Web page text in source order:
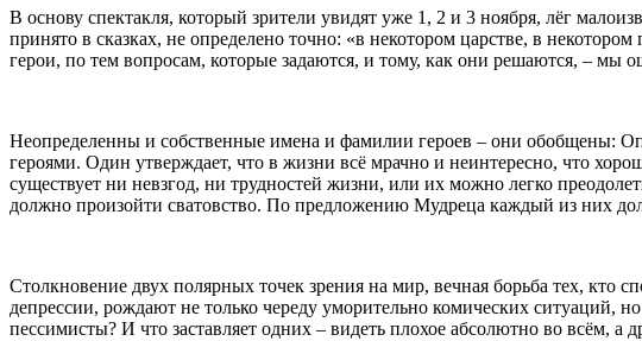
В основу спектакля, который зрители увидят уже 1, 2 и 3 ноября, лёг
принято в сказках, не определено точно: «в некотором царстве, в
герои, по тем вопросам, которые задаются, и тому, как они решаются, – мы
Неопределенны и собственные имена и фамилии героев – они обобщены:
героями. Один утверждает, что в жизни всё мрачно и неинтересно, что
существует ни невзгод, ни трудностей жизни, или их можно легко
должно произойти сватовство. По предложению Мудреца каждый из них
Столкновение двух полярных точек зрения на мир, вечная борьба тех, кто
депрессии, рождают не только череду уморительно комических
пессимисты? И что заставляет одних – видеть плохое абсолютно во всём, а